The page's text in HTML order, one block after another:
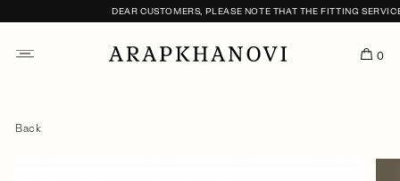
DEAR CUSTOMERS, PLEASE NOTE THAT THE FITTING SERVICE
0
Back